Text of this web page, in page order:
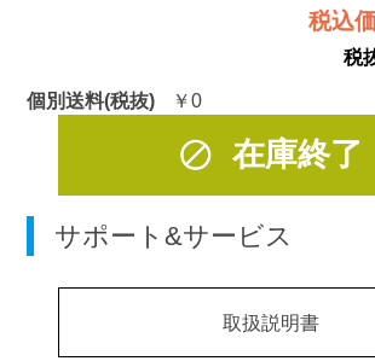
税込
税
個別送料(税抜)
￥0
在庫終了
サポート&サービス
取扱説明書